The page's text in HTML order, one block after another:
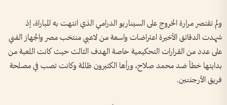
ولم تقتصر مرارة الخروج على السيناريو الدرامي الذي انتهت به المباراة، إذ
شهدت الدقائق الأخيرة اعتراضات واسعة من لاعبي منتخب مصر والجهاز الفني
على عدد من القرارات التحكيمية خاصة الهدف الثالث حيث كانت اللعبة من
بدايتها خطأ ضد محمد صلاح، ورأها الكثيرون ظالمة وكانت تصب في مصلحة
فريق الأرجنتين.